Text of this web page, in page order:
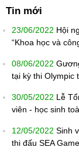
Tin mới
23/06/2022 Hội
“Khoa học và
08/06/2022
tại kỳ thi Olympic
30/05/2022 Lễ
viên - học sinh
12/05/2022 Sinh
thi đấu SEA